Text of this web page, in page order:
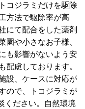
コジラミだけを駆除
方法で駆除率が高
にて配合をした薬剤
園や小さなお子様、
も影響がないよう安
配慮しております。
設、ケースに対応が
ので、トコジラミが
ください。自然環境